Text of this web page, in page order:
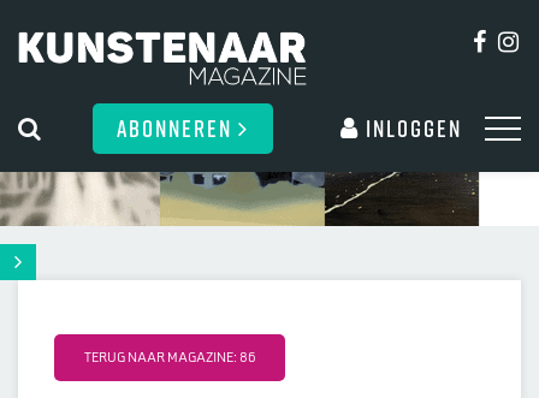
ABONNEREN Inloggen
TERUG NAAR MAGAZINE: 86